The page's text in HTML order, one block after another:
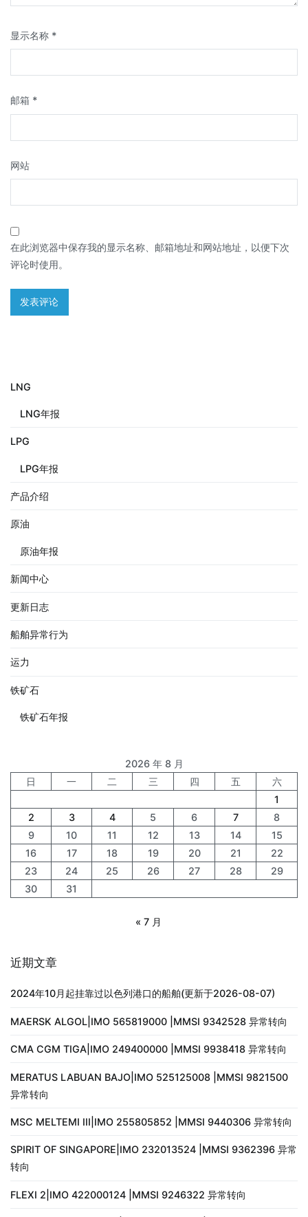
显示名称 *
邮箱 *
网站
在此浏览器中保存我的显示名称、邮箱地址和网站地址，以便下次
评论时使用。
LNG
LNG年报
LPG
LPG年报
产品介绍
原油
原油年报
新闻中心
更新日志
船舶异常行为
运力
铁矿石
铁矿石年报
2026 年 8 月
日
一 二 三 四 五
六
1
2
3 4 5 6 7
8
9
10 11 12 13 14
15
16
17 18 19 20 21
22
23
24 25 26 27 28
29
30
31
« 7 月
近期文章
2024年10月起挂靠过以色列港口的船舶(更新于2026-08-07)
MAERSK ALGOL|IMO 565819000 |MMSI 9342528 异常转向
CMA CGM TIGA|IMO 249400000 |MMSI 9938418 异常转向
MERATUS LABUAN BAJO|IMO 525125008 |MMSI 9821500
异常转向
MSC MELTEMI III|IMO 255805852 |MMSI 9440306 异常转向
SPIRIT OF SINGAPORE|IMO 232013524 |MMSI 9362396 异常
转向
FLEXI 2|IMO 422000124 |MMSI 9246322 异常转向